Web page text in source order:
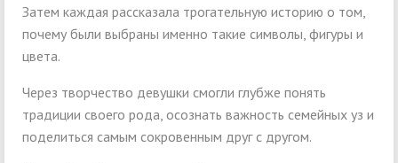
Затем каждая рассказала трогательную историю о том,
почему были выбраны именно такие символы, фигуры и
цвета.
Через творчество девушки смогли глубже понять
традиции своего рода, осознать важность семейных уз и
поделиться самым сокровенным друг с другом.